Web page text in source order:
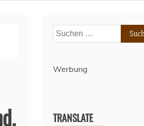
Suchen
nach:
Werbung
TRANSLATE